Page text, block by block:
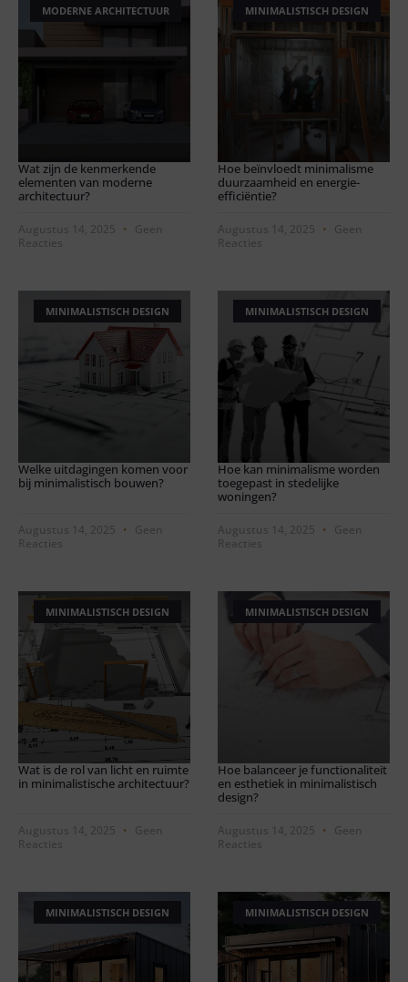
MODERNE ARCHITECTUUR
Wat zijn de kenmerkende
elementen van moderne
architectuur?
Augustus 14, 2025
Geen
Reacties
MINIMALISTISCH DESIGN
Hoe beïnvloedt minimalisme
duurzaamheid en energie-
efficiëntie?
Augustus 14, 2025
Geen
Reacties
MINIMALISTISCH DESIGN
Welke uitdagingen komen voor
bij minimalistisch bouwen?
Augustus 14, 2025
Geen
Reacties
MINIMALISTISCH DESIGN
Hoe kan minimalisme worden
toegepast in stedelijke
woningen?
Augustus 14, 2025
Geen
Reacties
MINIMALISTISCH DESIGN
Wat is de rol van licht en ruimte
in minimalistische architectuur?
Augustus 14, 2025
Geen
Reacties
MINIMALISTISCH DESIGN
Hoe balanceer je functionaliteit
en esthetiek in minimalistisch
design?
Augustus 14, 2025
Geen
Reacties
MINIMALISTISCH DESIGN MINIMALISTISCH DESIGN